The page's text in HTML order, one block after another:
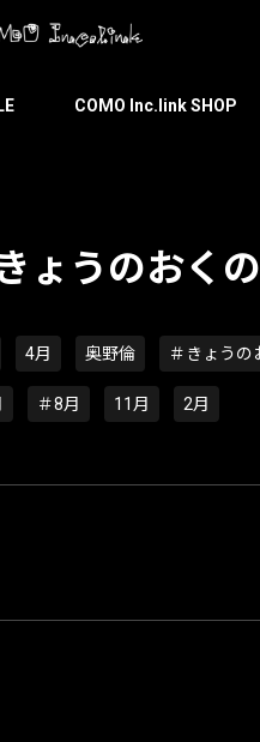
COMO Inc.link SHOP
ょうのおくの
4月 奥野倫 ＃きょうの
＃8月 11月 2月